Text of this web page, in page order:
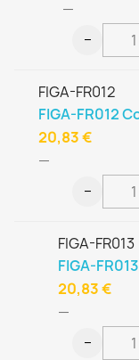
—
−
FIGA-FR012
FIGA-FR012
—
20,83 €
−
FIGA-FR013
FIGA-
—
20,83 €
−